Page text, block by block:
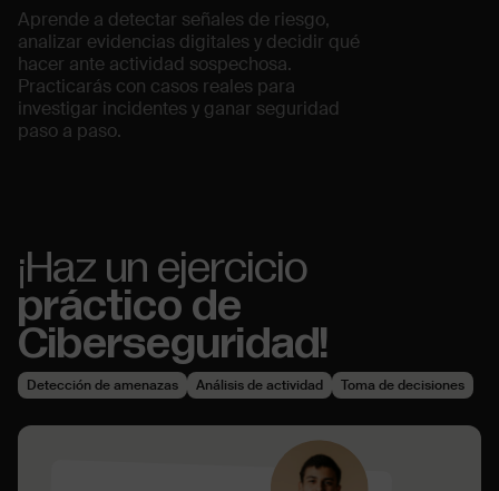
Aprende a detectar señales de riesgo,
analizar evidencias digitales y decidir qué
hacer ante actividad sospechosa.
Practicarás con casos reales para
investigar incidentes y ganar seguridad
paso a paso.
¡Haz un ejercicio
práctico de
Ciberseguridad!
Detección de amenazas Análisis de actividad Toma de decisiones